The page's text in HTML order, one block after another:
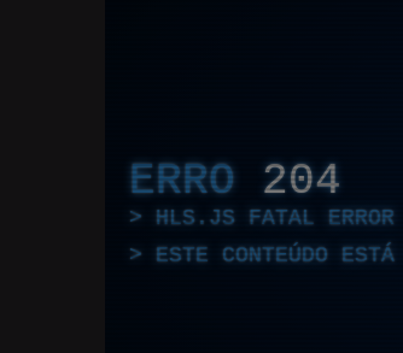
ERRO 204
HLS.JS FATAL ERROR
ESTE CONTEÚDO